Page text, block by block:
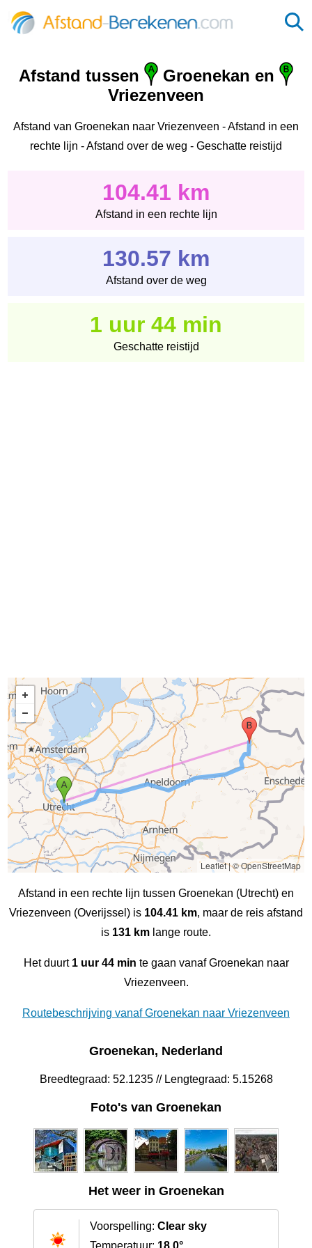
Afstand tussen
Groenekan en
Vriezenveen
Afstand van Groenekan naar Vriezenveen - Afstand in een
rechte lijn - Afstand over de weg - Geschatte reistijd
104.41 km
Afstand in een rechte lijn
130.57 km
Afstand over de weg
1 uur 44 min
Geschatte reistijd
Leaflet|© OpenStreetMap
Afstand in een rechte lijn tussen Groenekan (Utrecht) en
Vriezenveen (Overijssel) is 104.41 km, maar de reis afstand
is 131 km lange route.
Het duurt 1 uur 44 min te gaan vanaf Groenekan naar
Vriezenveen.
Routebeschrijving vanaf Groenekan naar Vriezenveen
Groenekan, Nederland
Breedtegraad: 52.1235 // Lengtegraad: 5.15268
Foto's van Groenekan
Het weer in Groenekan
Voorspelling: Clear sky